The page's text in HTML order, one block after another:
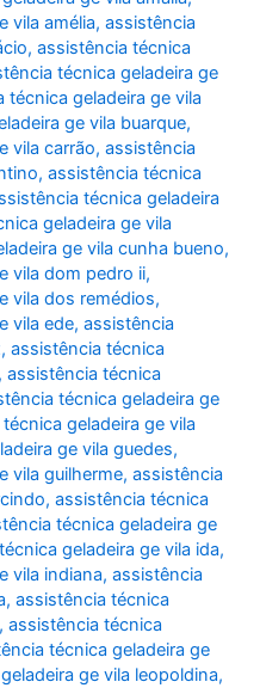
vila amélia,assistência
,assistência técnica
técnica geladeira ge
técnica geladeira ge vila
ge vila buarque,
vila carrão,assistência
,assistência técnica
técnica geladeira
geladeira ge vila
ge vila cunha bueno,
vila dom pedro ii,
vila dos remédios,
vila ede,assistência
,assistência técnica
,assistência técnica
técnica geladeira ge
geladeira ge vila
ge vila guedes,
vila guilherme,assistência
,assistência técnica
técnica geladeira ge
geladeira ge vila ida,
vila indiana,assistência
,assistência técnica
,assistência técnica
técnica geladeira ge
ge vila leopoldina,